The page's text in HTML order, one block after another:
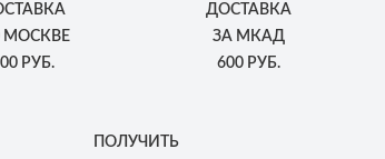
МОСКВЕ
РУБ.
ДОСТАВКА
ЗА МКАД
600 РУБ.
ПОЛУЧИТЬ